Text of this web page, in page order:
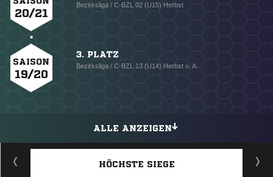
20/21
Bezirksliga / C-BZL 02 (U15) Herbst
SAISON
19/20
3. PLATZ
Bezirksliga / C-BZL 13 (U14) Herbst o. A.
ALLE ANZEIGEN
HÖCHSTE SIEGE